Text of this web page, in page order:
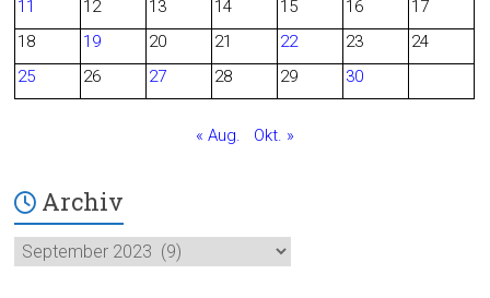
11
12 13 14 15 16
17
18
19 20 21 22 23
24
25
26 27 28 29 30
« Aug. Okt. »
Archiv
Archiv